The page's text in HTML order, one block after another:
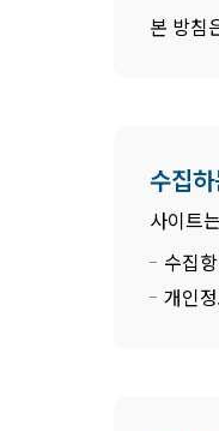
본 방침
수집
사이트
수집
개인